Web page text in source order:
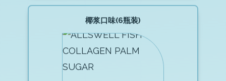
椰浆口味(6瓶装)